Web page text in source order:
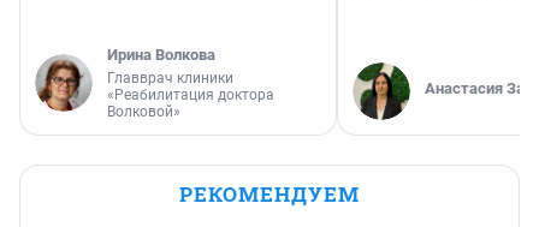
Ирина Волкова
Главврач клиники
«Реабилитация доктора
Волковой»
Анастасия
РЕКОМЕНДУЕМ